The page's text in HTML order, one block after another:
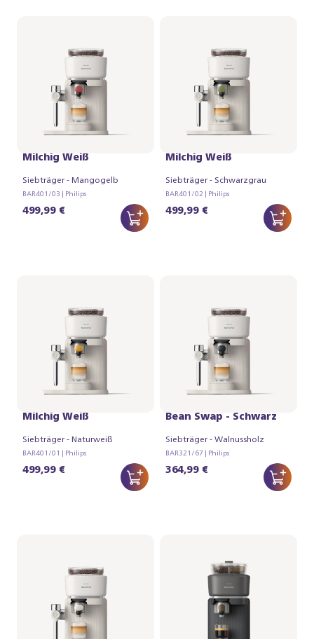
Milchig Weiß
Siebträger - Mangogelb
BAR401/03 | Philips
499,99 €
Milchig Weiß
Siebträger - Schwarzgrau
BAR401/02 | Philips
499,99 €
Milchig Weiß
Siebträger - Naturweiß
BAR401/01 | Philips
499,99 €
Bean Swap - Schwarz
Siebträger - Walnussholz
BAR321/67 | Philips
364,99 €